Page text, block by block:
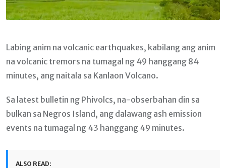
Labing anim na volcanic earthquakes, kabilang ang anim
na volcanic tremors na tumagal ng 49 hanggang 84
minutes, ang naitala sa Kanlaon Volcano.
Sa latest bulletin ng Phivolcs, na-obserbahan din sa
bulkan sa Negros Island, ang dalawang ash emission
events na tumagal ng 43 hanggang 49 minutes.
ALSO READ: